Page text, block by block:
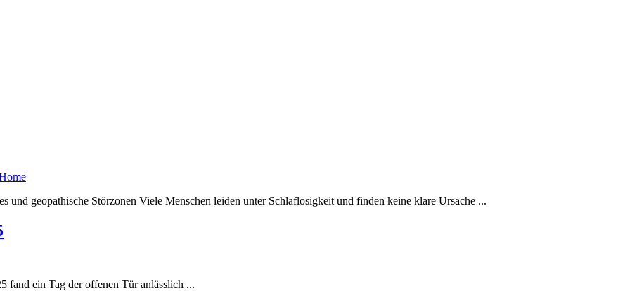
|
und geopathische Störzonen Viele Menschen leiden unter Schlaflosigkeit und finden keine klare Ursache ...
ein Tag der offenen Tür anlässlich ...